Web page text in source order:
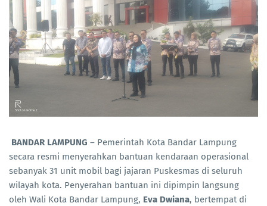
BANDAR LAMPUNG – Pemerintah Kota Bandar Lampung
secara resmi menyerahkan bantuan kendaraan operasional
sebanyak 31 unit mobil bagi jajaran Puskesmas di seluruh
wilayah kota. Penyerahan bantuan ini dipimpin langsung
oleh Wali Kota Bandar Lampung, Eva Dwiana, bertempat di